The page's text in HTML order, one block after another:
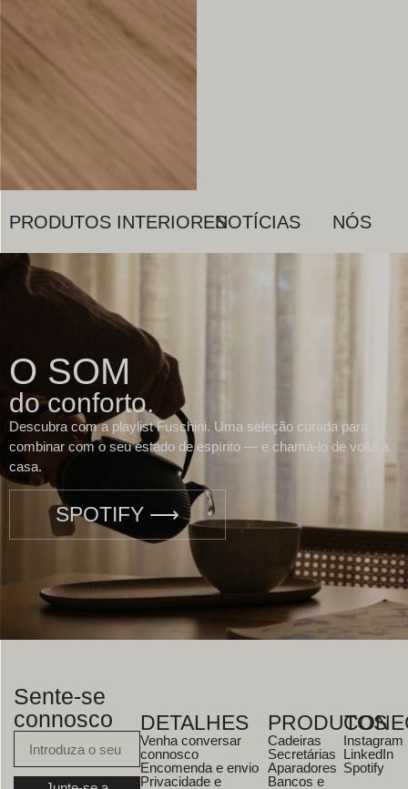
PRODUTOS INTERIORESNOTÍCIAS NÓS
O SOM
do conforto.
Descubra com a playlist Fuschini. Uma seleção curada para
combinar com o seu estado de espírito — e chamá-lo de volta a
casa.
SPOTIFY ⟶
Sente-se
connosco
DETALHES
Venha conversar
connosco
Encomenda e envio
Privacidade e
PRODUTOS
Cadeiras
Secretárias
Aparadores
Bancos e
Instagram
LinkedIn
Spotify